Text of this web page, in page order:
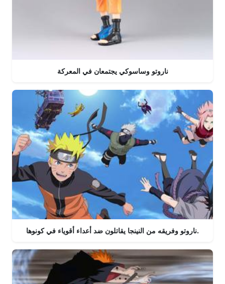
ناروتو وساسوكي يجتمعان في المعركة
ناروتو وفريقه من النينجا يقاتلون ضد أعداء أقوياء في كونوها.